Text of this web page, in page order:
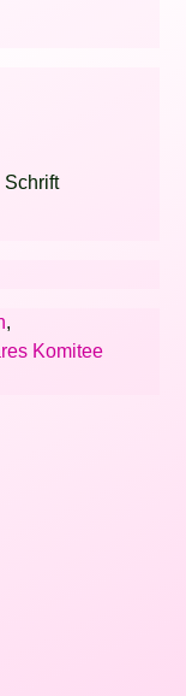
Schrift
,
Komitee